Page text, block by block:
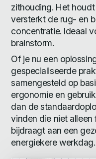
zithouding. Het
versterkt de rug- en
concentratie. Ideaal
brainstorm.
Of je nu een
gespecialiseerde
samengesteld op
ergonomie en
dan de
vinden die niet
bijdraagt aan een
energiekere werkdag.